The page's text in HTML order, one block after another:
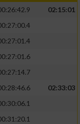
02:15:01
02:33:03